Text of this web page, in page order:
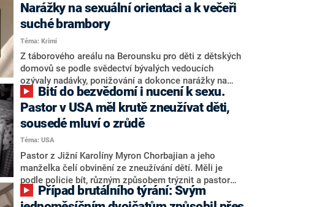
zemřela. Jednadvacetiletá matka se hned na začátku
hlavního líčení ke své vině v plném rozsahu přiznala,
její šestadvacetiletý partner však vinu stále popírá.
Informovala o tom TV JOJ.
Narážky na sexuální orientaci a k večeři
suché brambory
Téma: Krimi
Z táborového areálu na Berounsku pro děti z dětských
domovů se podle svědectví bývalých vedoucích
ozývaly nadávky, ponižování a dokonce narážky na
sexuální orientaci. Přes 200 výchovných zařízení
dostalo doporučení na tábor své svěřence nevysílat.
Autor zprávy, ombudsman pro ústavní a ochrannou
výchovu Štěpán Jílka, teď chystá trestní oznámení.
Pastor v USA měl krutě zneužívat děti,
sousedé mluví o zrůdě
Téma: USA
Pastor z Jižní Karolíny Myron Chorbajian a jeho
manželka čelí obvinění ze zneužívání dětí. Měli je
podle policie bít, různým způsobem trýznit a pastor
osobně i nutit k různým sexuálním praktikám.
Sousedy policejní vyšetřování šokovalo.